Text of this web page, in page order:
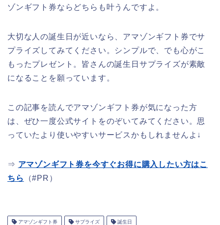
ゾンギフト券ならどちらも叶うんですよ。
大切な人の誕生日が近いなら、アマゾンギフト券でサ
プライズしてみてください。シンプルで、でも心がこ
もったプレゼント。皆さんの誕生日サプライズが素敵
になることを願っています。
この記事を読んでアマゾンギフト券が気になった方
は、ぜひ一度公式サイトをのぞいてみてください。思
っていたより使いやすいサービスかもしれませんよ↓
⇒ アマゾンギフト券を今すぐお得に購入したい方はこ
ちら
（#PR）
アマゾンギフト券 サプライズ 誕生日